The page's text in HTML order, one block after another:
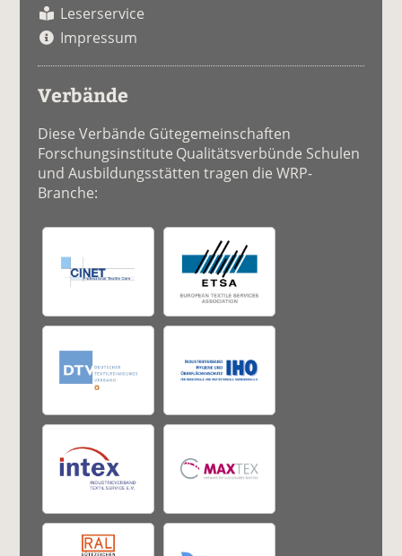
Leserservice
Impressum
Verbände
Diese Verbände Gütegemeinschaften
Forschungsinstitute Qualitätsverbünde Schulen
und Ausbildungsstätten tragen die WRP-
Branche: